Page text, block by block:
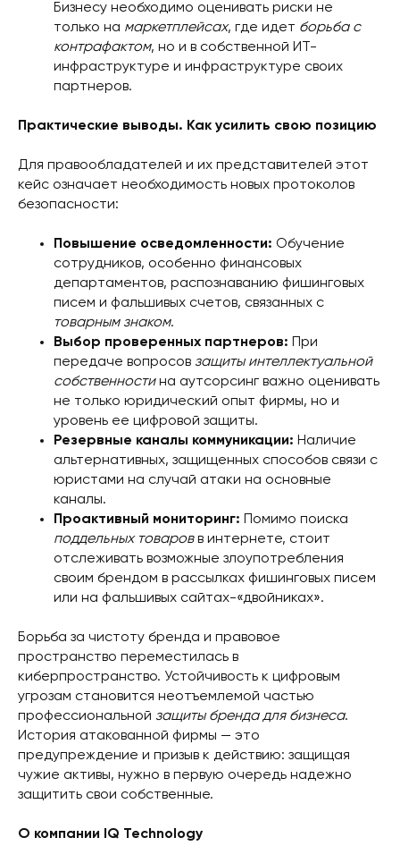
Бизнесу необходимо оценивать риски не
только на маркетплейсах, где идет борьба с
контрафактом, но и в собственной ИТ-
инфраструктуре и инфраструктуре своих
партнеров.
Практические выводы. Как усилить свою позицию
Для правообладателей и их представителей этот
кейс означает необходимость новых протоколов
безопасности:
Повышение осведомленности: Обучение
сотрудников, особенно финансовых
департаментов, распознаванию фишинговых
писем и фальшивых счетов, связанных с
товарным знаком.
Выбор проверенных партнеров: При
передаче вопросов защиты интеллектуальной
собственностина аутсорсинг важно оценивать
не только юридический опыт фирмы, но и
уровень ее цифровой защиты.
Резервные каналы коммуникации: Наличие
альтернативных, защищенных способов связи с
юристами на случай атаки на основные
каналы.
Проактивный мониторинг: Помимо поиска
поддельных товаровв интернете, стоит
отслеживать возможные злоупотребления
своим брендом в рассылках фишинговых писем
или на фальшивых сайтах-«двойниках».
Борьба за чистоту бренда и правовое
пространство переместилась в
киберпространство. Устойчивость к цифровым
угрозам становится неотъемлемой частью
профессиональной защиты бренда для бизнеса.
История атакованной фирмы — это
предупреждение и призыв к действию: защищая
чужие активы, нужно в первую очередь надежно
защитить свои собственные.
О компании IQ Technology